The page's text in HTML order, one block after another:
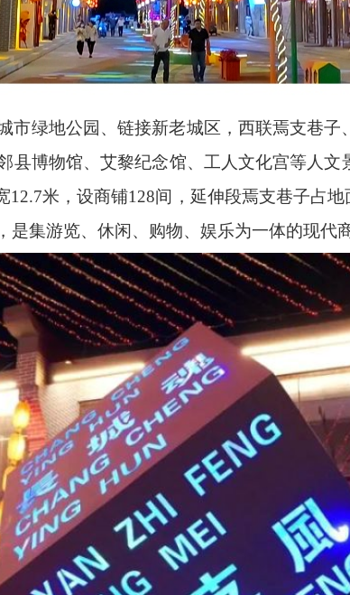
市绿地公园、链接新老城区，西联焉支巷
县博物馆、艾黎纪念馆、工人文化宫等人
12.7米，设商铺128间，延伸段焉支巷子占地
集游览、休闲、购物、娱乐为一体的现代